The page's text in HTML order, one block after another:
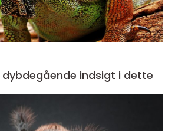
dybdegående indsigt i dette